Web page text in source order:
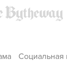
Социальная